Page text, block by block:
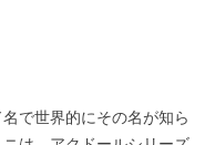
で世界的にその名が知ら